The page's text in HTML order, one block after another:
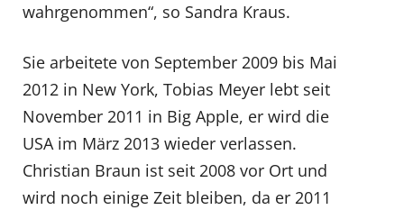
wahrgenommen“, so Sandra Kraus.
Sie arbeitete von September 2009 bis Mai
2012 in New York, Tobias Meyer lebt seit
November 2011 in Big Apple, er wird die
USA im März 2013 wieder verlassen.
Christian Braun ist seit 2008 vor Ort und
wird noch einige Zeit bleiben, da er 2011